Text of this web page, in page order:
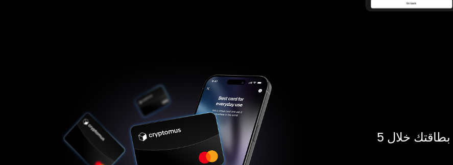
ادفع بالكريبتو في أي مكان. احصل على بطاقتك خلال 5